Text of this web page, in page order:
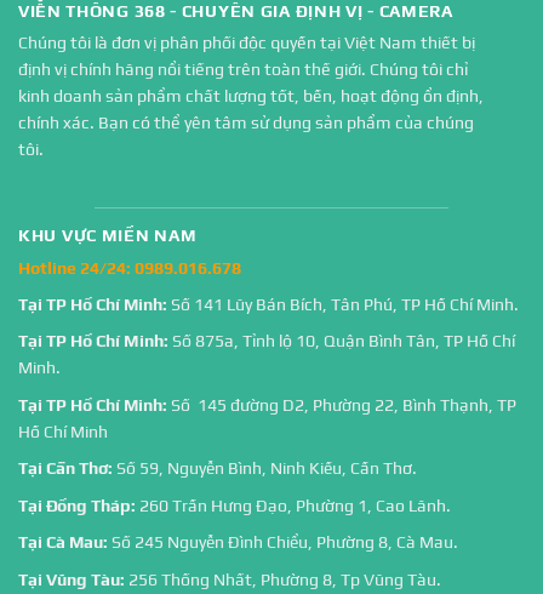
VIỄN THÔNG 368 - CHUYÊN GIA ĐỊNH VỊ - CAMERA
Chúng tôi là đơn vị phân phối độc quyền tại Việt Nam thiết bị
định vị chính hãng nổi tiếng trên toàn thế giới. Chúng tôi chỉ
kinh doanh sản phẩm chất lượng tốt, bền, hoạt động ổn định,
chính xác. Bạn có thể yên tâm sử dụng sản phẩm của chúng
tôi.
KHU VỰC MIỀN NAM
Hotline 24/24: 0989.016.678
Tại TP Hồ Chí Minh: Số 141 Lũy Bán Bích, Tân Phú, TP Hồ Chí Minh.
Tại TP Hồ Chí Minh: Số 875a, Tỉnh lộ 10, Quận Bình Tân, TP Hồ Chí
Minh.
Tại TP Hồ Chí Minh: Số 145 đường D2, Phường 22, Bình Thạnh, TP
Hồ Chí Minh
Tại Cần Thơ: Số 59, Nguyễn Bình, Ninh Kiều, Cần Thơ.
Tại Đồng Tháp: 260 Trần Hưng Đạo, Phường 1, Cao Lãnh.
Tại Cà Mau: Số 245 Nguyễn Đình Chiểu, Phường 8, Cà Mau.
Tại Vũng Tàu: 256 Thống Nhất, Phường 8, Tp Vũng Tàu.